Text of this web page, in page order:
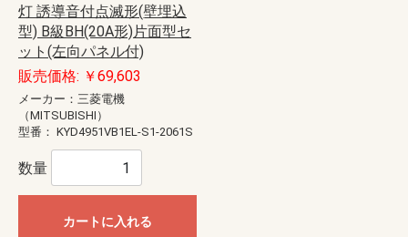
灯 誘導音付点滅形(壁埋込
型) B級BH(20A形)片面型セ
ット(左向パネル付)
販売価格: ￥69,603
メーカー：三菱電機
（MITSUBISHI）
型番： KYD4951VB1EL-S1-2061S
数量
カートに入れる